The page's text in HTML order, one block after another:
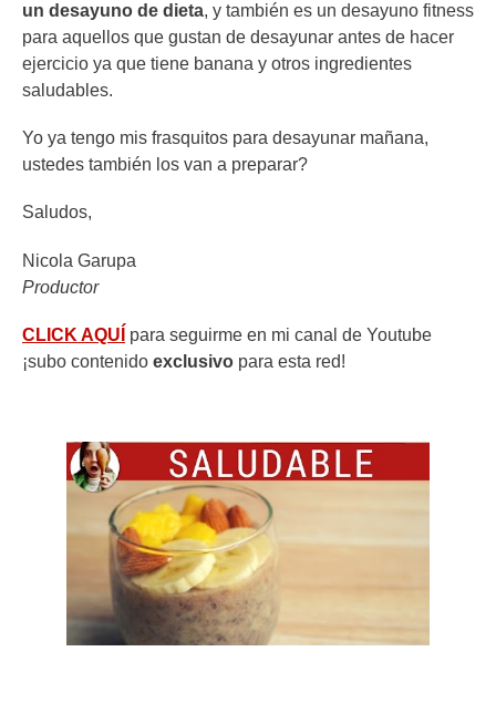
un desayuno de dieta, y también es un desayuno fitness
para aquellos que gustan de desayunar antes de hacer
ejercicio ya que tiene banana y otros ingredientes
saludables.
Yo ya tengo mis frasquitos para desayunar mañana,
ustedes también los van a preparar?
Saludos,
Nicola Garupa
Productor
CLICK AQUÍ para seguirme en mi canal de Youtube
¡subo contenido exclusivo para esta red!